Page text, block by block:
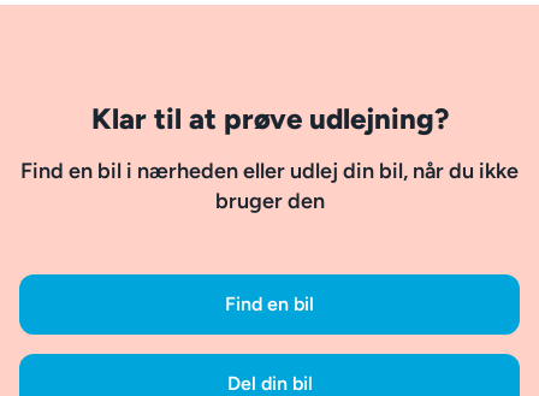
Klar til at prøve udlejning?
Find en bil i nærheden eller udlej din bil, når du ikke
bruger den
Find en bil
Del din bil